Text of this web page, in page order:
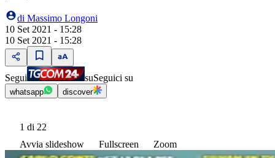
di Massimo Longoni
10 Set 2021 - 15:28
10 Set 2021 - 15:28
Segui suSeguici su
whatsapp discover
1 di 22
Avvia slideshow
Fullscreen Zoom